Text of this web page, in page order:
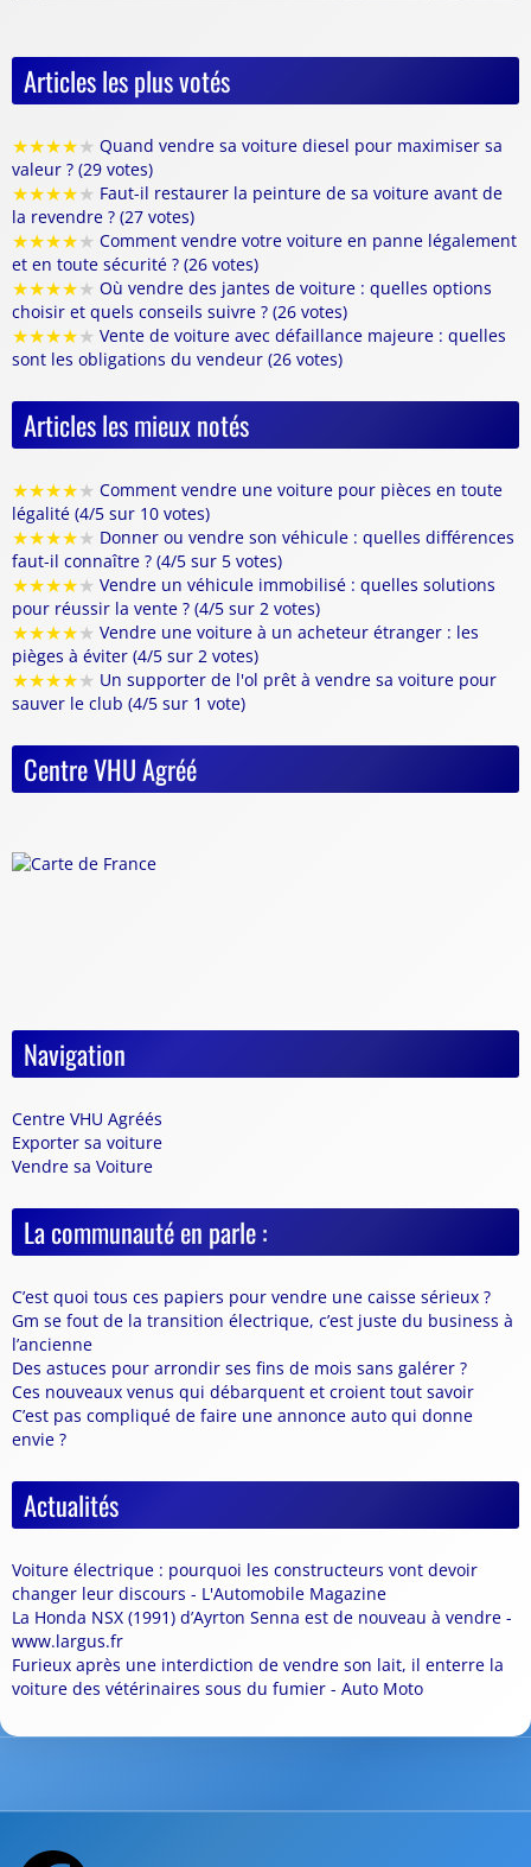
Articles les plus votés
★★★★★ Quand vendre sa voiture diesel pour maximiser sa
valeur ? (29 votes)
★★★★★ Faut-il restaurer la peinture de sa voiture avant de
la revendre ? (27 votes)
★★★★★ Comment vendre votre voiture en panne légalement
et en toute sécurité ? (26 votes)
★★★★★ Où vendre des jantes de voiture : quelles options
choisir et quels conseils suivre ? (26 votes)
★★★★★ Vente de voiture avec défaillance majeure : quelles
sont les obligations du vendeur (26 votes)
Articles les mieux notés
★★★★★ Comment vendre une voiture pour pièces en toute
légalité (4/5 sur 10 votes)
★★★★★ Donner ou vendre son véhicule : quelles différences
faut-il connaître ? (4/5 sur 5 votes)
★★★★★ Vendre un véhicule immobilisé : quelles solutions
pour réussir la vente ? (4/5 sur 2 votes)
★★★★★ Vendre une voiture à un acheteur étranger : les
pièges à éviter (4/5 sur 2 votes)
★★★★★ Un supporter de l'ol prêt à vendre sa voiture pour
sauver le club (4/5 sur 1 vote)
Centre VHU Agréé
Navigation
Centre VHU Agréés
Exporter sa voiture
Vendre sa Voiture
La communauté en parle :
C’est quoi tous ces papiers pour vendre une caisse sérieux ?
Gm se fout de la transition électrique, c’est juste du business à
l’ancienne
Des astuces pour arrondir ses fins de mois sans galérer ?
Ces nouveaux venus qui débarquent et croient tout savoir
C’est pas compliqué de faire une annonce auto qui donne
envie ?
Actualités
Voiture électrique : pourquoi les constructeurs vont devoir
changer leur discours - L'Automobile Magazine
La Honda NSX (1991) d’Ayrton Senna est de nouveau à vendre -
www.largus.fr
Furieux après une interdiction de vendre son lait, il enterre la
voiture des vétérinaires sous du fumier - Auto Moto